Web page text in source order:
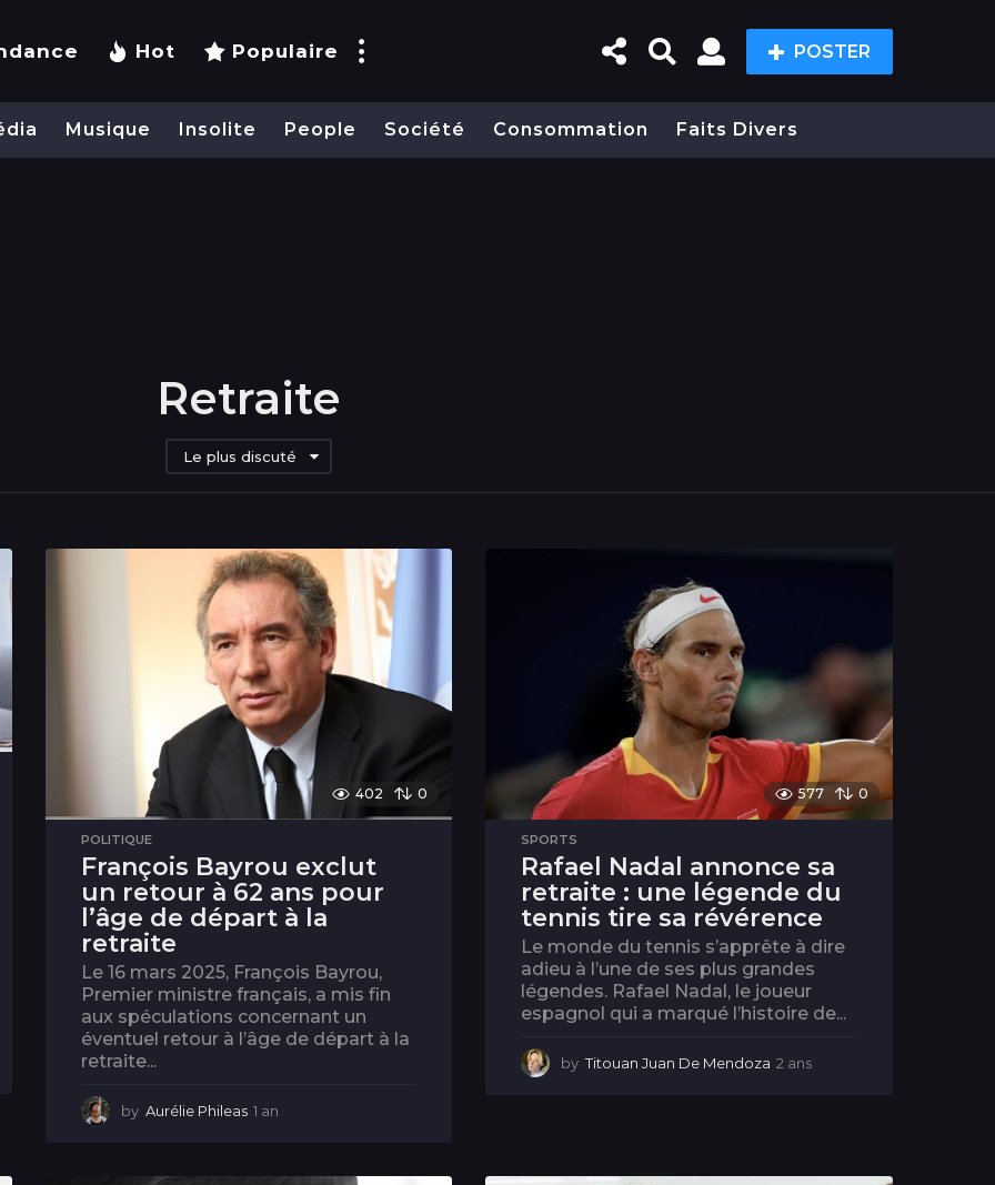
Hot Populaire POSTER
Musique Insolite People Société Consommation Faits Divers
Retraite
Le plus discuté
402 0
POLITIQUE
François Bayrou exclut
un retour à 62 ans pour
l’âge de départ à la
retraite
Le 16 mars 2025, François Bayrou,
Premier ministre français, a mis fin
aux spéculations concernant un
éventuel retour à l’âge de départ à la
retraite...
by Aurélie Phileas 1 an
577 0
SPORTS
Rafael Nadal annonce sa
retraite : une légende du
tennis tire sa révérence
Le monde du tennis s’apprête à dire
adieu à l’une de ses plus grandes
légendes. Rafael Nadal, le joueur
espagnol qui a marqué l’histoire de...
by Titouan Juan De Mendoza 2 ans